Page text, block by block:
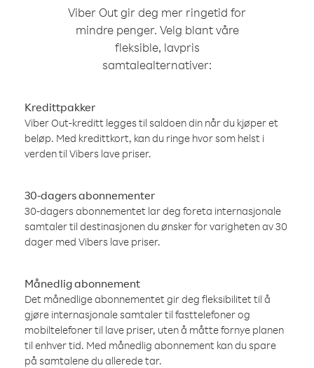
Viber Out gir deg mer ringetid for
mindre penger. Velg blant våre
fleksible, lavpris
samtalealternativer:
Kredittpakker
Viber Out-kreditt legges til saldoen din når du kjøper et
beløp. Med kredittkort, kan du ringe hvor som helst i
verden til Vibers lave priser.
30-dagers abonnementer
30-dagers abonnementet lar deg foreta internasjonale
samtaler til destinasjonen du ønsker for varigheten av 30
dager med Vibers lave priser.
Månedlig abonnement
Det månedlige abonnementet gir deg fleksibilitet til å
gjøre internasjonale samtaler til fasttelefoner og
mobiltelefoner til lave priser, uten å måtte fornye planen
til enhver tid. Med månedlig abonnement kan du spare
på samtalene du allerede tar.